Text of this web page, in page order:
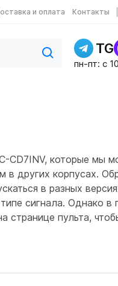
и оплата Контакты
TG
пн-пт: c
CD7INV, которые мы
в других корпусах.
в разных
сигнала. Однако в
пульта,